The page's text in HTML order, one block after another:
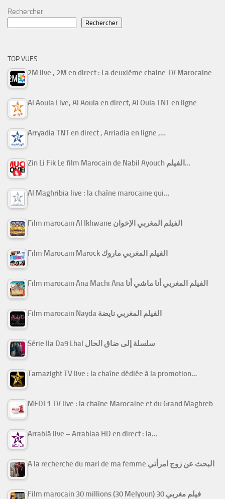
Rechercher
Rechercher
TOP VUES
2M live , 2M en direct : La deuxième chaine TV Marocaine
Al Aoula Live, Al Aoula en direct, Al Oula TNT en ligne
Arryadia TNT en direct , Arriadia en ligne ,…
Zin Li Fik Le film Marocain de Nabil Ayouch الفيلم…
Al Maghribia live : la chaîne marocaine qui…
Film marocain Al Ikhwane الفيلم المغربي الإخوان
Film Marocain Marock الفيلم المغربي ماروك
Film marocain Ana Machi Ana الفيلم المغربي أنا ماشي أنا
Film marocain Nayda الفيلم المغربي نايضة
Série Ila Da9 Lhal سلسلة إلى ضاق الحال
Tamazight TV live : la chaîne dédiée à la promotion…
MEDI 1 TV live : la chaîne Marocaine et du Grand Maghreb
Arrabiâ live – Arrabiaa HD en direct : la…
A la recherche du mari de ma femme البحث عن زوج امرأتي
Film marocain 30 millions (30 Melyoun) فيلم مغربي 30